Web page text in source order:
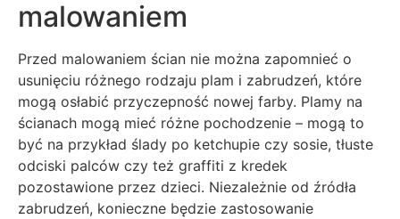
malowaniem
Przed malowaniem ścian nie można zapomnieć o
usunięciu różnego rodzaju plam i zabrudzeń, które
mogą osłabić przyczepność nowej farby. Plamy na
ścianach mogą mieć różne pochodzenie – mogą to
być na przykład ślady po ketchupie czy sosie, tłuste
odciski palców czy też graffiti z kredek
pozostawione przez dzieci. Niezależnie od źródła
zabrudzeń, konieczne będzie zastosowanie